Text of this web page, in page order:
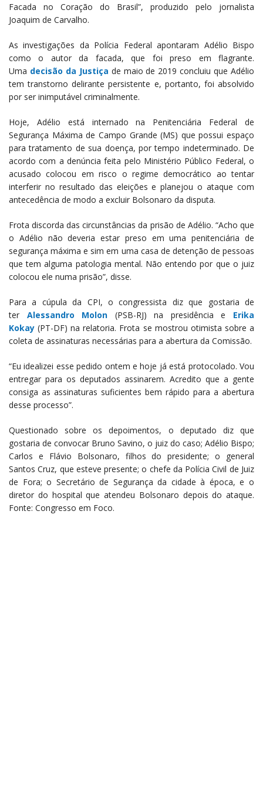
Facada no Coração do Brasil”, produzido pelo jornalista
Joaquim de Carvalho.
As investigações da Polícia Federal apontaram Adélio Bispo
como o autor da facada, que foi preso em flagrante.
Uma decisão da Justiça de maio de 2019 concluiu que Adélio
tem transtorno delirante persistente e, portanto, foi absolvido
por ser inimputável criminalmente.
Hoje, Adélio está internado na Penitenciária Federal de
Segurança Máxima de Campo Grande (MS) que possui espaço
para tratamento de sua doença, por tempo indeterminado. De
acordo com a denúncia feita pelo Ministério Público Federal, o
acusado colocou em risco o regime democrático ao tentar
interferir no resultado das eleições e planejou o ataque com
antecedência de modo a excluir Bolsonaro da disputa.
Frota discorda das circunstâncias da prisão de Adélio. “Acho que
o Adélio não deveria estar preso em uma penitenciária de
segurança máxima e sim em uma casa de detenção de pessoas
que tem alguma patologia mental. Não entendo por que o juiz
colocou ele numa prisão”, disse.
Para a cúpula da CPI, o congressista diz que gostaria de
ter Alessandro Molon (PSB-RJ) na presidência e Erika
Kokay (PT-DF) na relatoria. Frota se mostrou otimista sobre a
coleta de assinaturas necessárias para a abertura da Comissão.
“Eu idealizei esse pedido ontem e hoje já está protocolado. Vou
entregar para os deputados assinarem. Acredito que a gente
consiga as assinaturas suficientes bem rápido para a abertura
desse processo”.
Questionado sobre os depoimentos, o deputado diz que
gostaria de convocar Bruno Savino, o juiz do caso; Adélio Bispo;
Carlos e Flávio Bolsonaro, filhos do presidente; o general
Santos Cruz, que esteve presente; o chefe da Polícia Civil de Juiz
de Fora; o Secretário de Segurança da cidade à época, e o
diretor do hospital que atendeu Bolsonaro depois do ataque.
Fonte: Congresso em Foco.